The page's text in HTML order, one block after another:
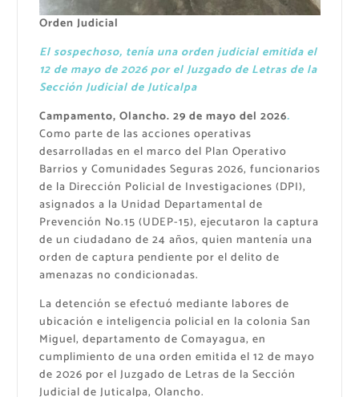
Orden Judicial
El sospechoso, tenía una orden judicial emitida el
12 de mayo de 2026 por el Juzgado de Letras de la
Sección Judicial de Juticalpa
Campamento, Olancho. 29 de mayo del 2026.
Como parte de las acciones operativas
desarrolladas en el marco del Plan Operativo
Barrios y Comunidades Seguras 2026, funcionarios
de la Dirección Policial de Investigaciones (DPI),
asignados a la Unidad Departamental de
Prevención No.15 (UDEP-15), ejecutaron la captura
de un ciudadano de 24 años, quien mantenía una
orden de captura pendiente por el delito de
amenazas no condicionadas.
La detención se efectuó mediante labores de
ubicación e inteligencia policial en la colonia San
Miguel, departamento de Comayagua, en
cumplimiento de una orden emitida el 12 de mayo
de 2026 por el Juzgado de Letras de la Sección
Judicial de Juticalpa, Olancho.